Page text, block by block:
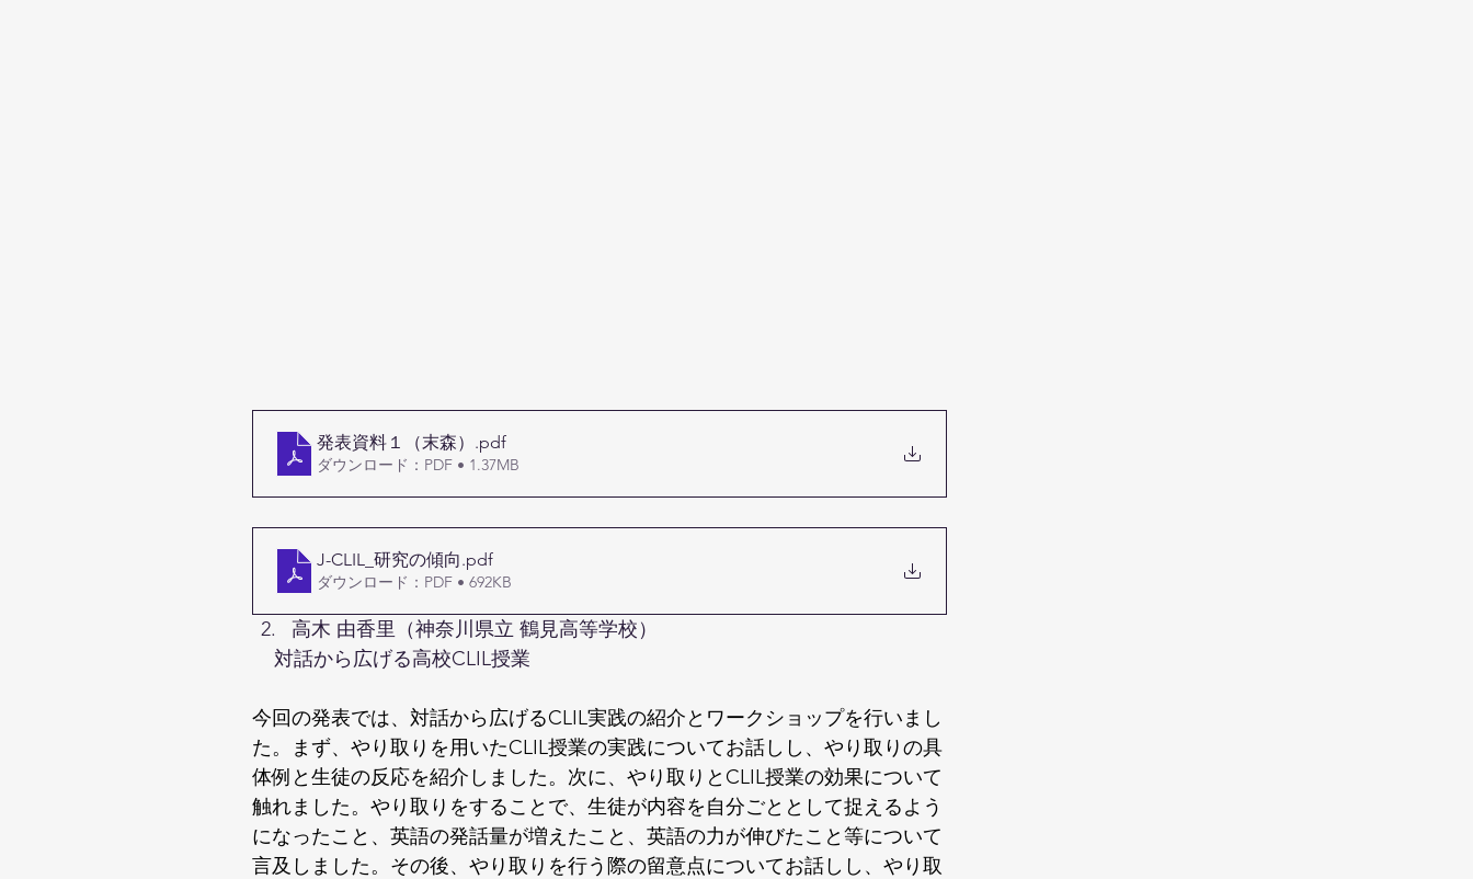
発表資料１（末森） .pdf
ダウンロード：PDF • 1.37MB
J-CLIL_研究の傾向.pdf
ダウンロード：PDF • 692KB
高木 由香里（神奈川県立 鶴見高等学校）
    対話から広げる高校CLIL授業
今回の発表では、対話から広げるCLIL実践の紹介とワークショップを行いまし
た。まず、やり取りを用いたCLIL授業の実践についてお話しし、やり取りの具
体例と生徒の反応を紹介しました。次に、やり取りとCLIL授業の効果について
触れました。やり取りをすることで、生徒が内容を自分ごととして捉えるよう
になったこと、英語の発話量が増えたこと、英語の力が伸びたこと等について
言及しました。その後、やり取りを行う際の留意点についてお話しし、やり取